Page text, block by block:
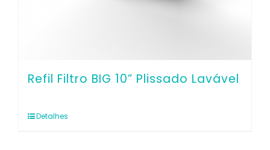
Refil Filtro BIG 10” Plissado Lavável
Detalhes